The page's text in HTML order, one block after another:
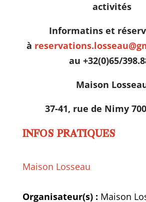
activités
Informatins et
à
au +32(0)65/
Maison
37-41, rue de Nimy
INFOS PRATIQUES
Maison Losseau
Organisateur(s) : Maison